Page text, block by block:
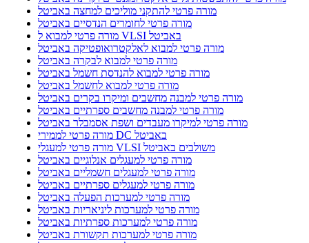
מורה פרטי להתקני מוליכים למחצה באביטל
מורה פרטי לחומרים הנדסיים באביטל
מורה פרטי למבוא ל VLSI באביטל
מורה פרטי למבוא לאלקטרואופטיקה באביטל
מורה פרטי למבוא לבקרה באביטל
מורה פרטי למבוא להנדסת חשמל באביטל
מורה פרטי למבוא לחשמל באביטל
מורה פרטי למבנה מחשבים ומיקרו בקרים באביטל
מורה פרטי למבנה מחשבים ספרתיים באביטל
מורה פרטי למיקרו מעבדים ושפת אסמבלר באביטל
מורה פרטי לממירי DC באביטל
מורה פרטי למעגלי VLSI משולבים באביטל
מורה פרטי למעגלים אנלוגיים באביטל
מורה פרטי למעגלים חשמליים באביטל
מורה פרטי למעגלים ספרתיים באביטל
מורה פרטי למערכות הפעלה באביטל
מורה פרטי למערכות ליניאריות באביטל
מורה פרטי למערכות ספרתיות באביטל
מורה פרטי למערכות תקשורת באביטל